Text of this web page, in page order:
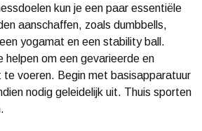
kun je een paar essentiële
aanschaffen, zoals dumbbells,
yogamat en een stability ball.
helpen om een gevarieerde en
voeren. Begin met basisapparatuur
nodig geleidelijk uit. Thuis sporten